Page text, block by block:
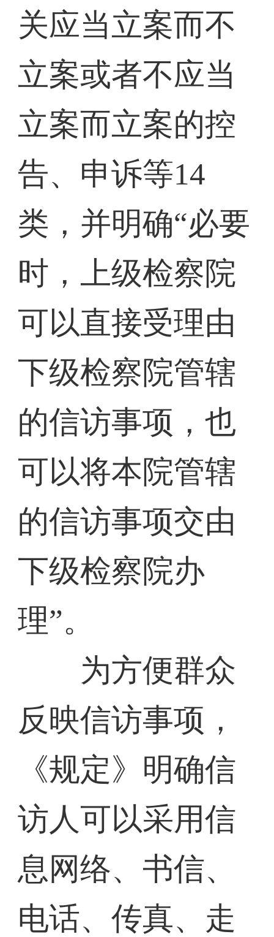
关应当立案而不
立案或者不应当
立案而立案的控
告、申诉等14
类，并明确“必要
时，上级检察院
可以直接受理由
下级检察院管辖
的信访事项，也
可以将本院管辖
的信访事项交由
下级检察院办
理”。
为方便群众
反映信访事项，
《规定》明确信
访人可以采用信
息网络、书信、
电话、传真、走